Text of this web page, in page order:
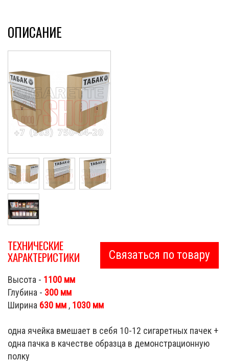
Cigarette Shop
ОПИСАНИЕ
Связаться по товару
ТЕХНИЧЕСКИЕ
ХАРАКТЕРИСТИКИ
Высота - 1100 мм
Глубина - 300 мм
Ширина 630 мм , 1030 мм
одна ячейка вмешает в себя 10-12 сигаретных пачек +
одна пачка в качестве образца в демонстрационную
полку